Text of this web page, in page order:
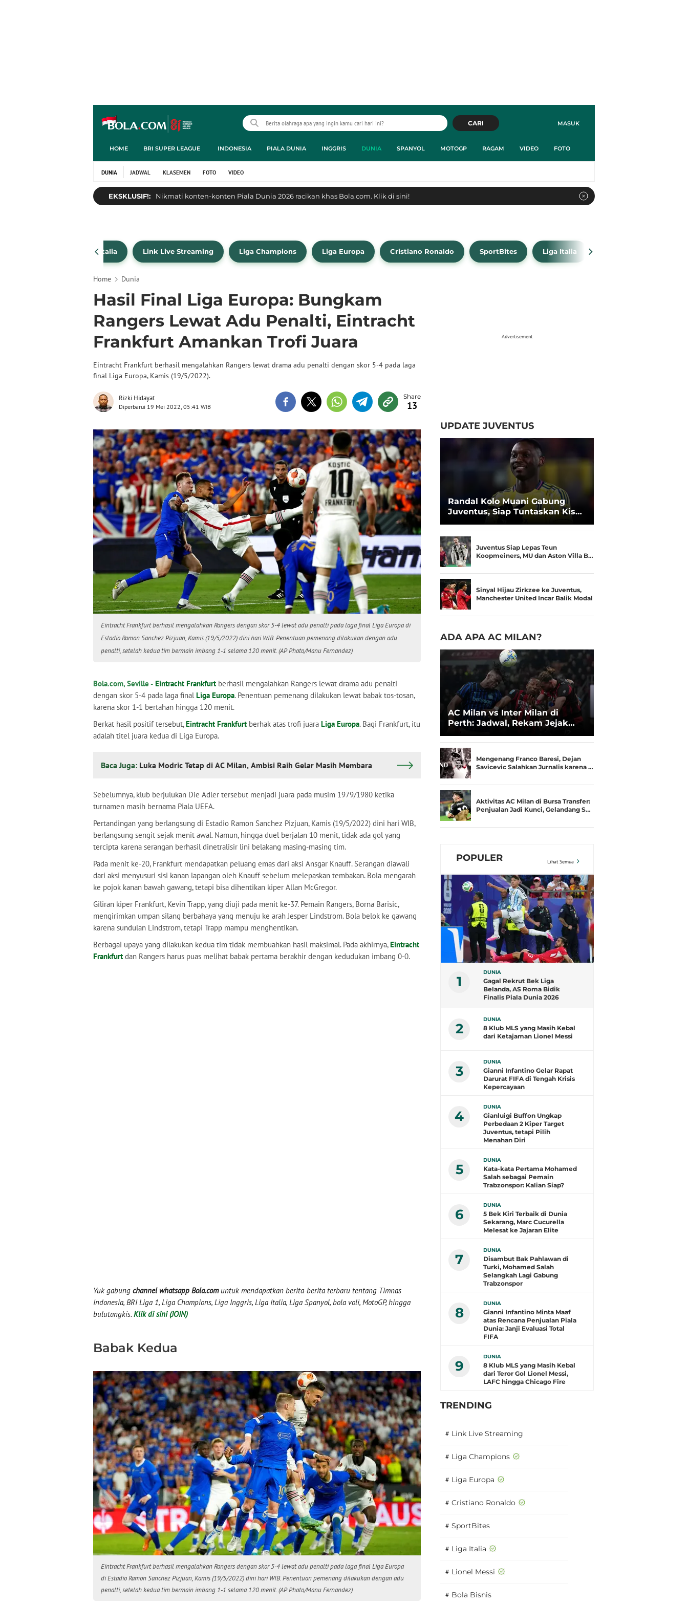
MASUK
CARI
HOME BRI SUPER LEAGUE INDONESIA PIALA DUNIA INGGRIS DUNIA SPANYOL MOTOGP RAGAM VIDEO FOTO
DUNIA JADWAL KLASEMEN FOTO VIDEO
EKSKLUSIF!: Nikmati konten-konten Piala Dunia 2026 racikan khas Bola.com. Klik di sini!
Liga Italia Link Live Streaming Liga Champions Liga Europa Cristiano Ronaldo SportBites Liga Italia
Home Dunia
Hasil Final Liga Europa: Bungkam
Rangers Lewat Adu Penalti, Eintracht
Frankfurt Amankan Trofi Juara
Eintracht Frankfurt berhasil mengalahkan Rangers lewat drama adu penalti dengan skor 5-4 pada laga
final Liga Europa, Kamis (19/5/2022).
Rizki Hidayat
Diperbarui 19 Mei 2022, 05:41 WIB 13
Eintracht Frankfurt berhasil mengalahkan Rangers dengan skor 5-4 lewat adu penalti pada laga final Liga Europa di
Estadio Ramon Sanchez Pizjuan, Kamis (19/5/2022) dini hari WIB. Penentuan pemenang dilakukan dengan adu
penalti, setelah kedua tim bermain imbang 1-1 selama 120 menit. (AP Photo/Manu Fernandez)
Bola.com, Seville - Eintracht Frankfurt berhasil mengalahkan Rangers lewat drama adu penalti
dengan skor 5-4 pada laga finalLiga Europa. Penentuan pemenang dilakukan lewat babak tos-tosan,
karena skor 1-1 bertahan hingga 120 menit.
Berkat hasil positif tersebut,Eintracht Frankfurt berhak atas trofi juara Liga Europa. Bagi Frankfurt, itu
adalah titel juara kedua di Liga Europa.
Baca Juga: Luka Modric Tetap di AC Milan, Ambisi Raih Gelar Masih Membara
Sebelumnya, klub berjulukan Die Adler tersebut menjadi juara pada musim 1979/1980 ketika
turnamen masih bernama Piala UEFA.
Pertandingan yang berlangsung di Estadio Ramon Sanchez Pizjuan, Kamis (19/5/2022) dini hari WIB,
berlangsung sengit sejak menit awal. Namun, hingga duel berjalan 10 menit, tidak ada gol yang
tercipta karena serangan berhasil dinetralisir lini belakang masing-masing tim.
Pada menit ke-20, Frankfurt mendapatkan peluang emas dari aksi Ansgar Knauff. Serangan diawali
dari aksi menyusuri sisi kanan lapangan oleh Knauff sebelum melepaskan tembakan. Bola mengarah
ke pojok kanan bawah gawang, tetapi bisa dihentikan kiper Allan McGregor.
Giliran kiper Frankfurt, Kevin Trapp, yang diuji pada menit ke-37. Pemain Rangers, Borna Barisic,
mengirimkan umpan silang berbahaya yang menuju ke arah Jesper Lindstrom. Bola belok ke gawang
karena sundulan Lindstrom, tetapi Trapp mampu menghentikan.
Berbagai upaya yang dilakukan kedua tim tidak membuahkan hasil maksimal. Pada akhirnya,Eintracht
Frankfurt dan Rangers harus puas melihat babak pertama berakhir dengan kedudukan imbang 0-0.
Yuk gabung channel whatsapp Bola.comuntuk mendapatkan berita-berita terbaru tentang Timnas
Indonesia, BRI Liga 1, Liga Champions, Liga Inggris, Liga Italia, Liga Spanyol, bola voli, MotoGP, hingga
bulutangkis. Klik di sini (JOIN)
Babak Kedua
Eintracht Frankfurt berhasil mengalahkan Rangers dengan skor 5-4 lewat adu penalti pada laga final Liga Europa
di Estadio Ramon Sanchez Pizjuan, Kamis (19/5/2022) dini hari WIB. Penentuan pemenang dilakukan dengan adu
penalti, setelah kedua tim bermain imbang 1-1 selama 120 menit. (AP Photo/Manu Fernandez)
Advertisement
UPDATE JUVENTUS
Randal Kolo Muani Gabung
Juventus, Siap Tuntaskan Kisah
Juventus Siap Lepas Teun
Koopmeiners, MU dan Aston Villa B…
Sinyal Hijau Zirkzee ke Juventus,
Manchester United Incar Balik Modal
ADA APA AC MILAN?
AC Milan vs Inter Milan di
Perth: Jadwal, Rekam Jejak
Mengenang Franco Baresi, Dejan
Savicevic Salahkan Jurnalis karena …
Aktivitas AC Milan di Bursa Transfer:
Penjualan Jadi Kunci, Gelandang S…
POPULER Lihat Semua
1
DUNIA
Gagal Rekrut Bek Liga
Belanda, AS Roma Bidik
Finalis Piala Dunia 2026
2
DUNIA
8 Klub MLS yang Masih Kebal
dari Ketajaman Lionel Messi
3
DUNIA
Gianni Infantino Gelar Rapat
Darurat FIFA di Tengah Krisis
Kepercayaan
4
DUNIA
Gianluigi Buffon Ungkap
Perbedaan 2 Kiper Target
Juventus, tetapi Pilih
Menahan Diri
5
DUNIA
Kata-kata Pertama Mohamed
Salah sebagai Pemain
Trabzonspor: Kalian Siap?
6
DUNIA
5 Bek Kiri Terbaik di Dunia
Sekarang, Marc Cucurella
Melesat ke Jajaran Elite
7
DUNIA
Disambut Bak Pahlawan di
Turki, Mohamed Salah
Selangkah Lagi Gabung
Trabzonspor
8
DUNIA
Gianni Infantino Minta Maaf
atas Rencana Penjualan Piala
Dunia: Janji Evaluasi Total
FIFA
9
DUNIA
8 Klub MLS yang Masih Kebal
dari Teror Gol Lionel Messi,
LAFC hingga Chicago Fire
TRENDING
# Link Live Streaming
# Liga Champions
# Liga Europa
# Cristiano Ronaldo
# SportBites
# Liga Italia
# Lionel Messi
# Bola Bisnis